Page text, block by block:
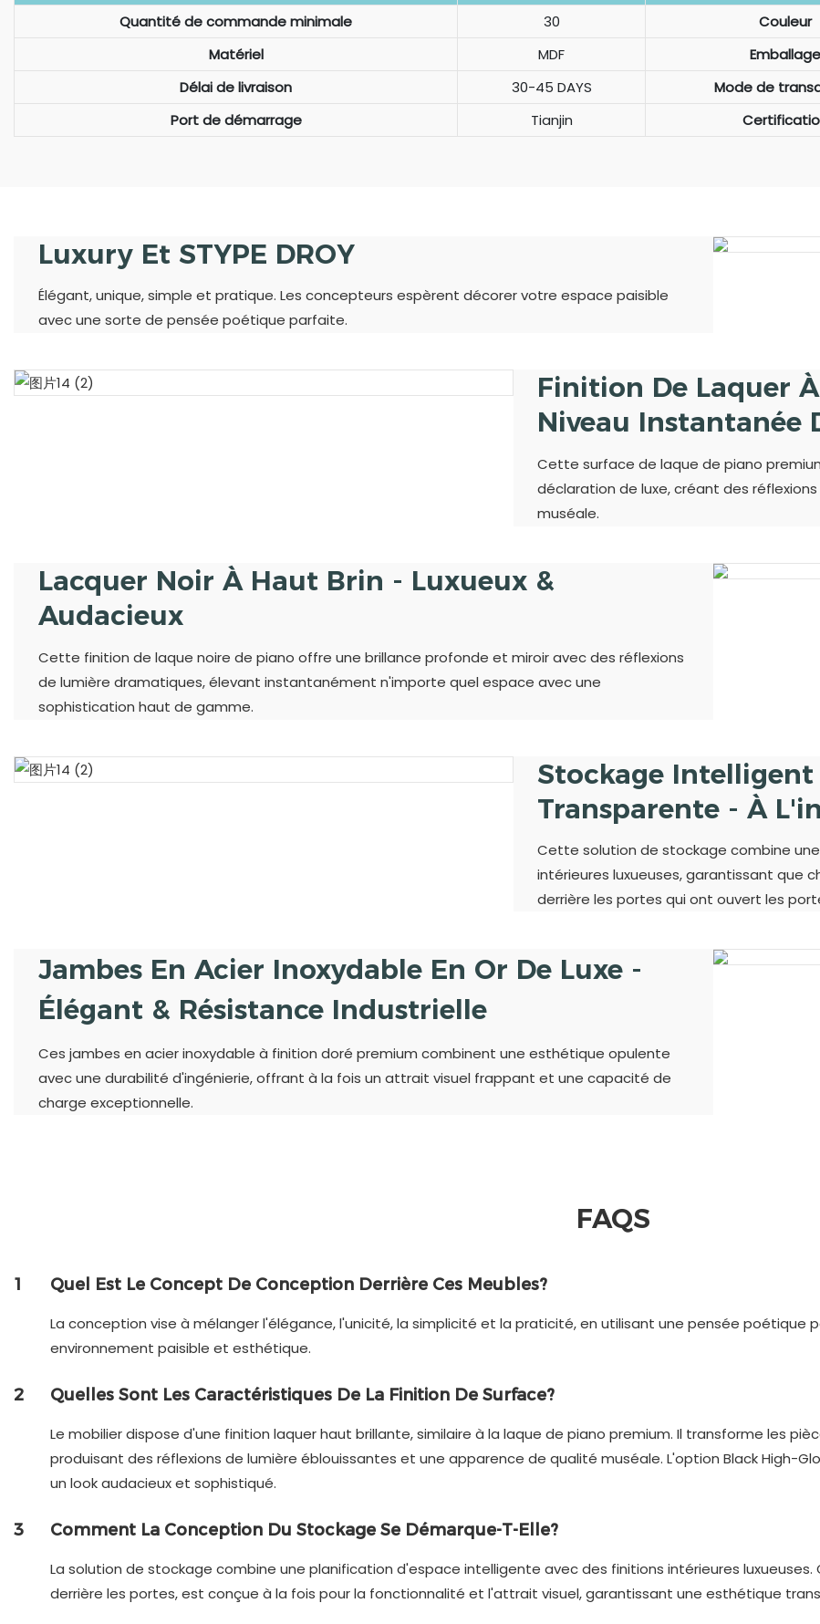
Quantité de commande minimale
30 Couleur
Matériel
MDF Emballage
Délai de livraison
30-45 DAYS Mode de
Port de démarrage
Tianjin
Luxury Et STYPE DROY
Élégant, unique, simple et pratique. Les concepteurs espèrent décorer votre espace paisible
avec une sorte de pensée poétique parfaite.
Finition De Laquer
Niveau Instantanée
Cette surface de laque de piano
déclaration de luxe, créant des
muséale.
Lacquer Noir À Haut Brin - Luxueux &
Audacieux
Cette finition de laque noire de piano offre une brillance profonde et miroir avec des réflexions
de lumière dramatiques, élevant instantanément n'importe quel espace avec une
sophistication haut de gamme.
Stockage
Transparente - À
Cette solution de stockage combine
intérieures luxueuses, garantissant que
derrière les portes qui ont ouvert les
Jambes En Acier Inoxydable En Or De Luxe -
Élégant & Résistance Industrielle
Ces jambes en acier inoxydable à finition doré premium combinent une esthétique opulente
avec une durabilité d'ingénierie, offrant à la fois un attrait visuel frappant et une capacité de
charge exceptionnelle.
FAQS
1 Quel Est Le Concept De Conception Derrière Ces Meubles?
La conception vise à mélanger l'élégance, l'unicité, la simplicité et la praticité, en utilisant une pensée
environnement paisible et esthétique.
2 Quelles Sont Les Caractéristiques De La Finition De Surface?
Le mobilier dispose d'une finition laquer haut brillante, similaire à la laque de piano premium. Il transforme les
produisant des réflexions de lumière éblouissantes et une apparence de qualité muséale. L'option Black High-
un look audacieux et sophistiqué.
3 Comment La Conception Du Stockage Se Démarque-T-Elle?
La solution de stockage combine une planification d'espace intelligente avec des finitions intérieures
derrière les portes, est conçue à la fois pour la fonctionnalité et l'attrait visuel, garantissant une esthétique